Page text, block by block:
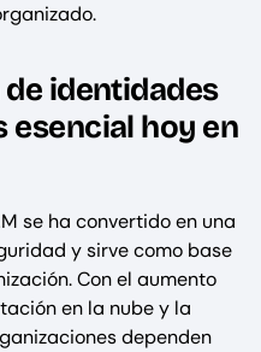
identidades
esencial hoy en
se ha convertido en una
y sirve como base
Con el aumento
en la nube y la
dependen